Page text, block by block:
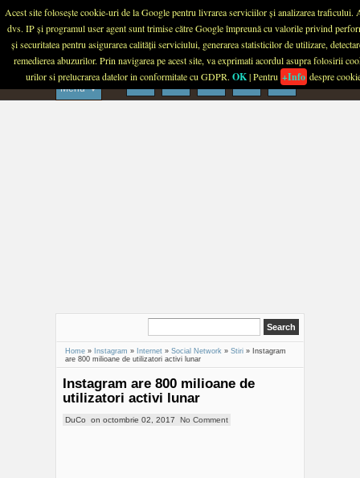
Menu
PLANETA TECH
Menu
Home » Instagram » Internet » Social Network » Stiri » Instagram
are 800 milioane de utilizatori activi lunar
Instagram are 800 milioane de
utilizatori activi lunar
DuCo on octombrie 02, 2017 No Comment
Acest site folosește cookie-uri de la Google pentru livrarea serviciilor și analizarea traficului.
dvs. IP și programul user agent sunt trimise către Google împreună cu valorile privind
și securitatea pentru asigurarea calității serviciului, generarea statisticilor de utilizare,
remedierea abuzurilor. Prin navigarea pe acest site, va exprimati acordul asupra folosirii
urilor si prelucrarea datelor in conformitate cu GDPR. OK| Pentru +Info despre